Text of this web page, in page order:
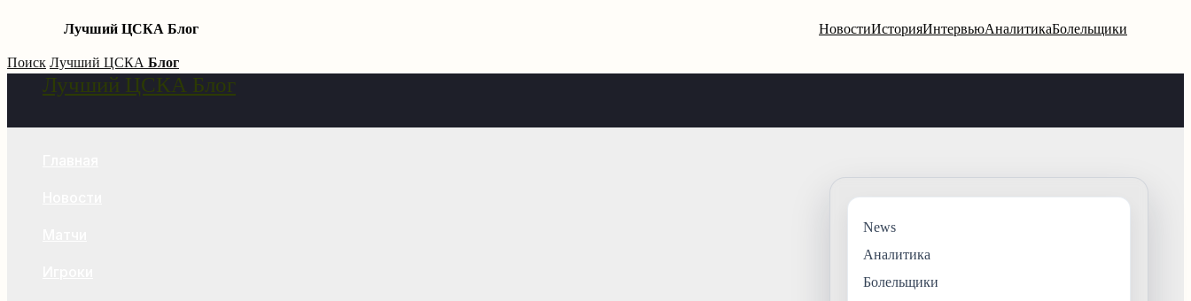
Лучший ЦСКА Блог НовостиИсторияИнтервьюАналитикаБолельщики
Skip
Поиск Лучший ЦСКА Блог
Лучший ЦСКА Блог
News
Аналитика
Болельщики